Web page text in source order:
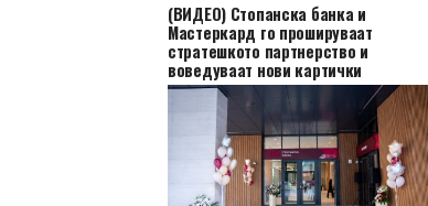
(ВИДЕО) Стопанска банка и
Мастеркард го прошируваат
стратешкото партнерство и
воведуваат нови картички